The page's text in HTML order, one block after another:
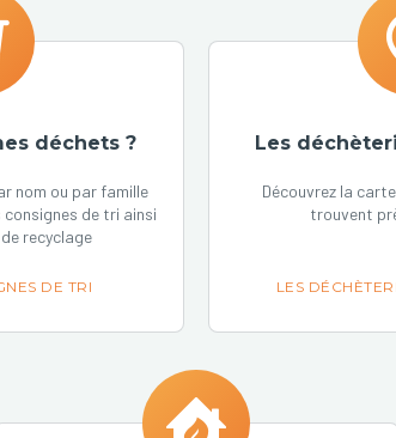
déchets ?
nom ou par famille
de tri ainsi
recyclage
DE TRI
Les
Découvrez la
trouvent
LES